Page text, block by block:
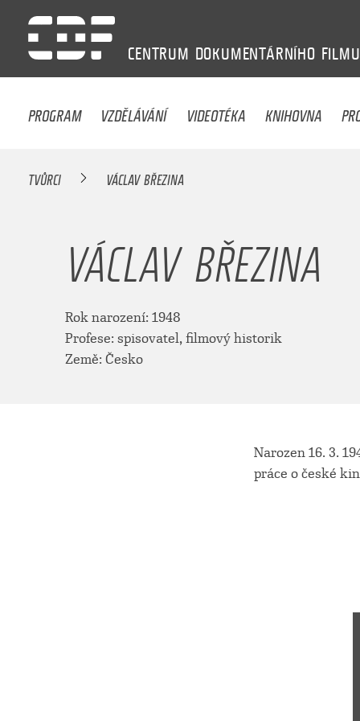
CENTRUM DOKUMENTÁRNÍHO FILMU
PROGRAM VZDĚLÁVÁNÍ VIDEOTÉKA KNIHOVNA
TVŮRCI VÁCLAV BŘEZINA
VÁCLAV BŘEZINA
Rok narození: 1948
Profese: spisovatel, filmový historik
Země: Česko
Narozen 16. 3.
práce o české